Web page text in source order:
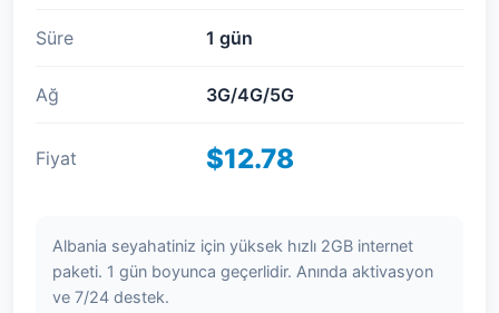
Süre 1 gün
Ağ 3G/4G/5G
Fiyat $12.78
Albania seyahatiniz için yüksek hızlı 2GB internet
paketi. 1 gün boyunca geçerlidir. Anında aktivasyon
ve 7/24 destek.